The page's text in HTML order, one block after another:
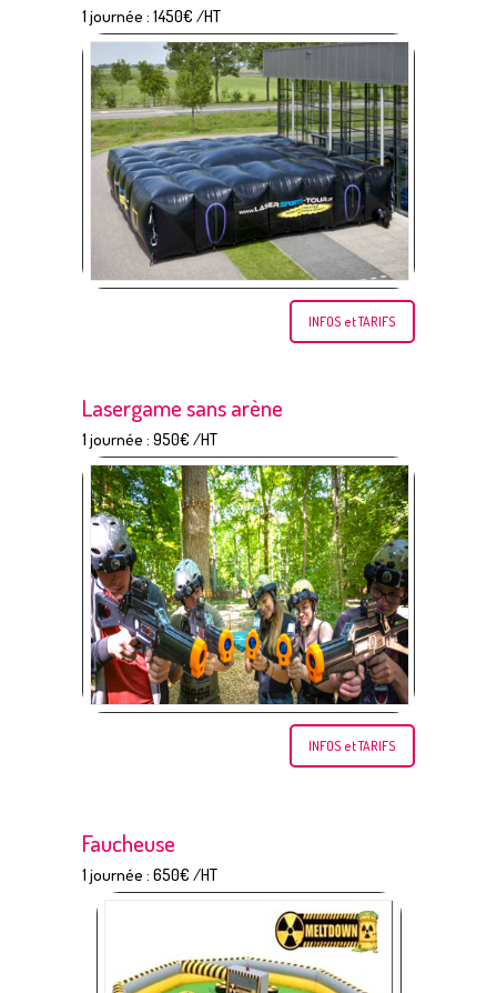
1 journée : 1450€ /HT
INFOS et TARIFS
Lasergame sans arène
1 journée : 950€ /HT
INFOS et TARIFS
Faucheuse
1 journée : 650€ /HT